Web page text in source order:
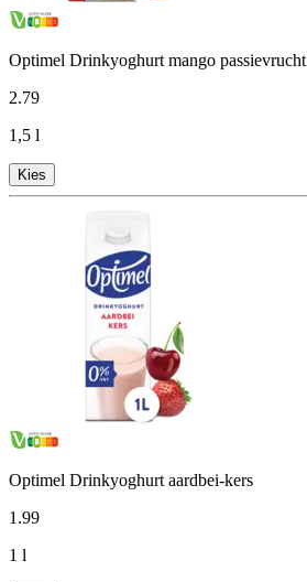
Optimel Drinkyoghurt mango
2.79
1,5 l
Kies
Optimel Drinkyoghurt aardbei-kers
1.99
1 l